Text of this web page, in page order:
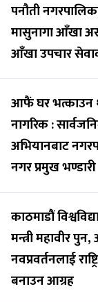
पनौती
मासुनागा आँखा
आँखा उपचार
आफैं घर भत्काउन
नागरिक :
अभियानबाट
नगर प्रमुख भण्डारी
काठमाडौं
मन्त्री महावीर
नवप्रवर्तनलाई
बनाउन आग्रह